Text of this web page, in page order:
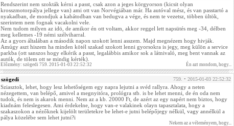
Rendszerint nem szokták kérni a passt, csak azon a jeges körgyorson (kicsit olyan
krosszmotorpálya jellege van) ami ott van Norvégiában már. Ha autóval mész, és van passtartó a
nyakadban, de mondjuk a kabátodban van bedugva a vége, és nem te vezetsz, többen ültök,
szerintem nem fognak vacakolni vele.
Nem tudom milyen az idö, de amikor én ott voltam, akkor reggel lett napsütés meg -34, délben
meg kellemes -19 némi szélviharral.
Az a gyors általában a második napon szokott lenni asszem. Majd megnézem hogy hivják.
Amúgy aszt hiszem ha minden kötél szakad szokott lenni gyorsokra is jegy, meg külön a service
parkba (ott sanszos hogy elkérik a passt, legalábbis amikor sok a látnivaló, meg bent vannak az
autók, de tölem ott se mindig kérték).
Előzmény: szögedi 759. 2015-01-03 22:52:32 Én azt mondom, hogy...
szögedi 759. • 2015-01-03 22:52:32
Sziasztok, lehet, hogy lesz lehetőségem egy napra lejutni a svéd rallyra. Ahogy a neten
nézegettem, van belépő, amivel a megnyitóra, prológra stb. is be lehet menni, de én oda nem
tudok, és nem is akarok menni. Nem az a kb. 20000 Ft, de azért az egy napért nem biztos, hogy
kiadnám feleslegesen. Ami érdekelne, hogy van-e valakinek olayn tapasztalata, hogy a
szakaszokon a nézőknek kijelölt területekre be lehet-e jutni belépőjegy nélkül, vagy annélkül a
pálya közelébe sem lehet jutni?i
Nekem az a véleményem, hogy...